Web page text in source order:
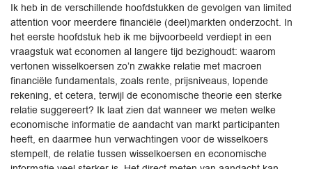
Ik heb in de verschillende hoofdstukken de gevolgen van limited
attention voor meerdere financiële (deel)markten onderzocht. In
het eerste hoofdstuk heb ik me bijvoorbeeld verdiept in een
vraagstuk wat economen al langere tijd bezighoudt: waarom
vertonen wisselkoersen zo’n zwakke relatie met macroen
financiële fundamentals, zoals rente, prijsniveaus, lopende
rekening, et cetera, terwijl de economische theorie een sterke
relatie suggereert? Ik laat zien dat wanneer we meten welke
economische informatie de aandacht van markt participanten
heeft, en daarmee hun verwachtingen voor de wisselkoers
stempelt, de relatie tussen wisselkoersen en economische